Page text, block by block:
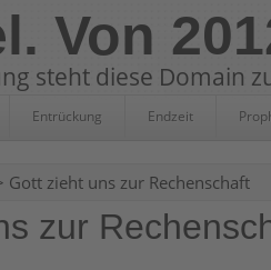
Von
steht diese Domain
Entrückung Endzeit
Gott zieht uns zur Rechenschaft
zur